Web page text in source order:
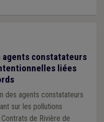
agents constatateurs
liées
des agents constatateurs
sur les pollutions
de Rivière de